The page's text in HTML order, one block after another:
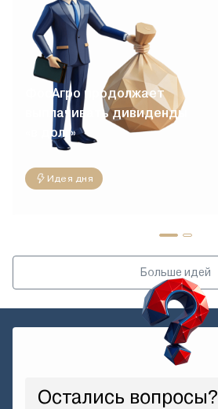
ФосАгро продолжает
выплачивать дивиденды
«в долг»
Идея дня
Больше идей
Остались вопросы?